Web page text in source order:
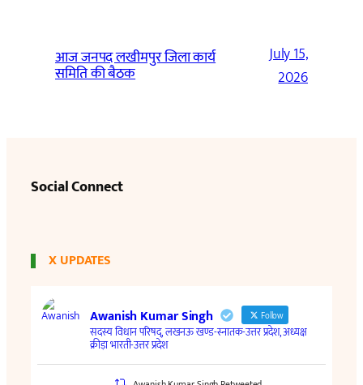
आज जनपद लखीमपुर जिला कार्य
समिति की बैठक
July 15,
2026
Social Connect
X UPDATES